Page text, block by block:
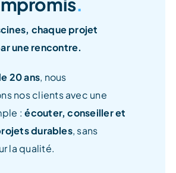
chaque projet
une rencontre.
20 ans, nous
nos clients avec une
:écouter, conseiller et
durables, sans
la qualité.